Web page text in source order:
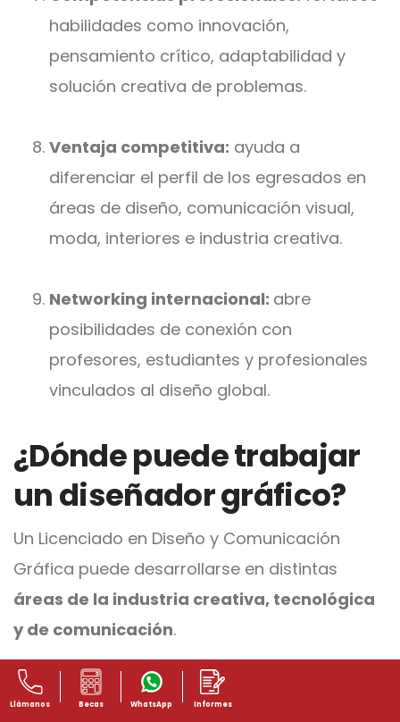
habilidades como innovación,
pensamiento crítico, adaptabilidad y
solución creativa de problemas.
Ventaja competitiva: ayuda a
diferenciar el perfil de los egresados en
áreas de diseño, comunicación visual,
moda, interiores e industria creativa.
Networking internacional: abre
posibilidades de conexión con
profesores, estudiantes y profesionales
vinculados al diseño global.
¿Dónde puede trabajar
un diseñador gráfico?
Un Licenciado en Diseño y Comunicación
Gráfica puede desarrollarse en distintas
áreas de la industria creativa, tecnológica
y de comunicación.
Algunos campos laborales son:
Llámanos Becas WhatsApp Informes